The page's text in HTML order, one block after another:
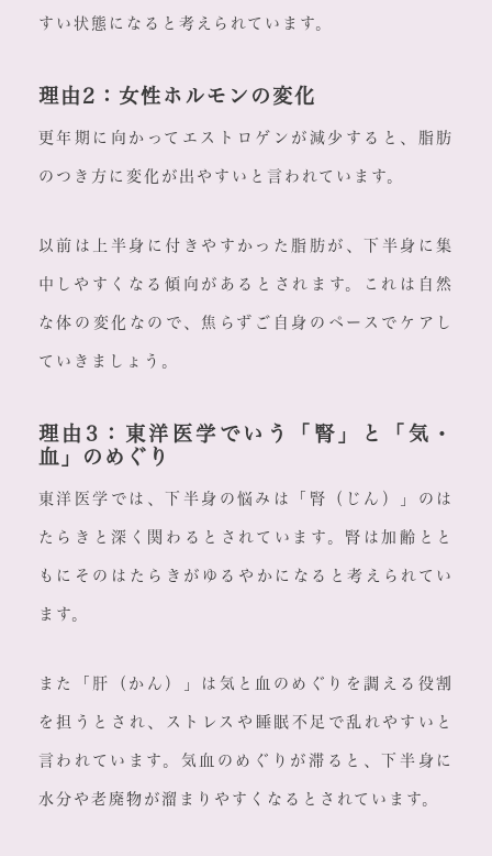
すい状態になると考えられています。
理由2：女性ホルモンの変化
更年期に向かってエストロゲンが減少すると、脂肪
のつき方に変化が出やすいと言われています。
以前は上半身に付きやすかった脂肪が、下半身に集
中しやすくなる傾向があるとされます。これは自然
な体の変化なので、焦らずご自身のペースでケアし
ていきましょう。
理由3：東洋医学でいう「腎」と「気・
血」のめぐり
東洋医学では、下半身の悩みは「腎（じん）」のは
たらきと深く関わるとされています。腎は加齢とと
もにそのはたらきがゆるやかになると考えられてい
ます。
また「肝（かん）」は気と血のめぐりを調える役割
を担うとされ、ストレスや睡眠不足で乱れやすいと
言われています。気血のめぐりが滞ると、下半身に
水分や老廃物が溜まりやすくなるとされています。